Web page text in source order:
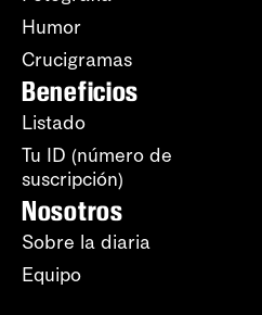
Humor
Crucigramas
Beneficios
Listado
Tu ID (número de
suscripción)
Nosotros
Sobre la diaria
Equipo